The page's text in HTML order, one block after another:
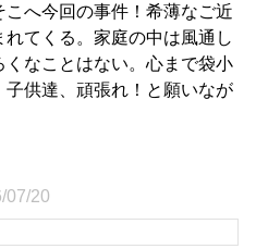
へ今回の事件！希薄なご近
れてくる。家庭の中は風通し
くなことはない。心まで袋小
子供達、頑張れ！と願いなが
07/20